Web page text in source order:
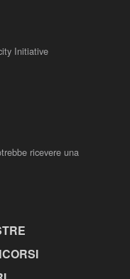
Initiative
ricevere una